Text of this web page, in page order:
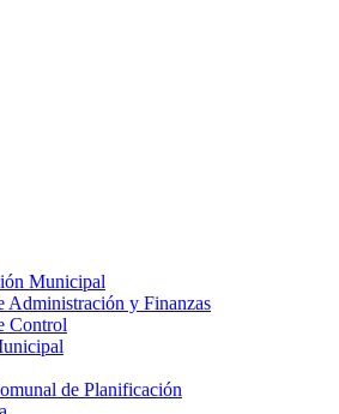
Municipal
Administración y Finanzas
Control
de Planificación